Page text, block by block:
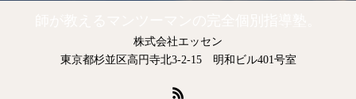
株式会社エッセン
東京都杉並区高円寺北3-2-15 明和ビル401号室